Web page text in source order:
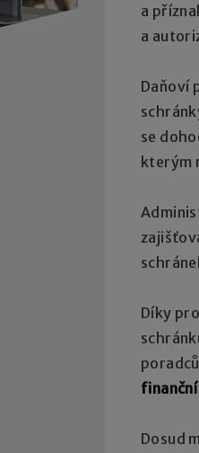
a
a
Daňoví
se
kterým
Díky
Dosud